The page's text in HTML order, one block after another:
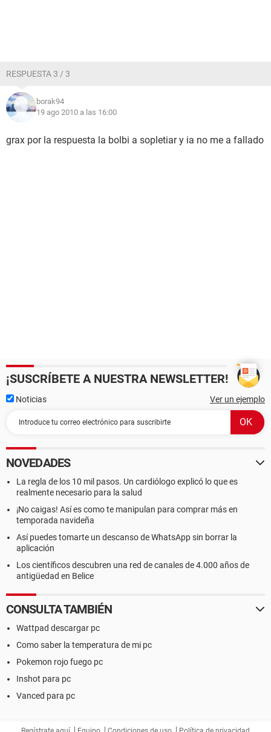
RESPUESTA 3 / 3
borak94
19 ago 2010 a las 16:00
grax por la respuesta la bolbi a sopletiar y ia no me a fallado
¡SUSCRÍBETE A NUESTRA NEWSLETTER!
Noticias Ver un ejemplo
NOVEDADES
La regla de los 10 mil pasos. Un cardiólogo explicó lo que es
realmente necesario para la salud
¡No caigas! Así es como te manipulan para comprar más en
temporada navideña
Así puedes tomarte un descanso de WhatsApp sin borrar la
aplicación
Los científicos descubren una red de canales de 4.000 años de
antigüedad en Belice
CONSULTA TAMBIÉN
Wattpad descargar pc
Como saber la temperatura de mi pc
Pokemon rojo fuego pc
Inshot para pc
Vanced para pc